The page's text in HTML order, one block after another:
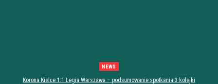
NEWS
Korona Kielce 1:1 Legia Warszawa – podsumowanie spotkania 3 kolejki